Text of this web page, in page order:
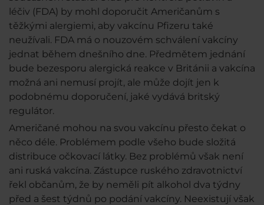
léčiv (FDA) by mohl doporučit Američanům s
těžkými alergiemi, aby vakcínu Pfizeru také
neužívali. FDA má o nouzovém schválení vakcíny
jednat během dnešního dne. Předmětem jednání
bude bezesporu alergická reakce v Británii a vakcína
možná ani nemusí projít, ale může dojít jen k
podobnému doporučení, jaké vydává britský
regulátor.
Američané mohou na svou vakcínu přesto čekat o
něco déle. Problémem podle všeho bude složitá
distribuce očkovací látky. Bez problémů však není
ani ruská vakcína. Zástupce ruského zdravotnictví
řekl občanům, že by neměli pít alkohol dva týdny
před a šest týdnů po podání vakcíny. Neexistují však